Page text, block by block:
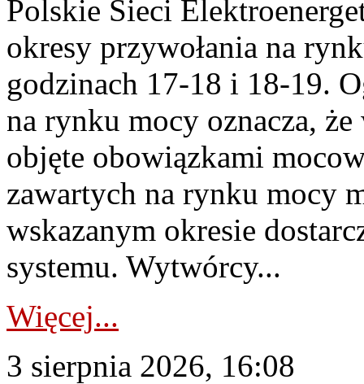
Polskie Sieci
okresy przywołania na
godzinach 17-18 i 18-19.
na rynku mocy oznacza,
objęte obowiązkami
zawartych na rynku mocy
wskazanym okresie
systemu. Wytwórcy...
Więcej...
3 sierpnia 2026, 16:08